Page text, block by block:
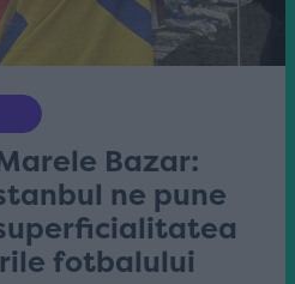
Bazar:
ne pune
fotbalului